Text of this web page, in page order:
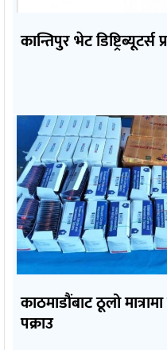
कान्तिपुर भेट
काठमाडौंबाट ठूलो
पक्राउ